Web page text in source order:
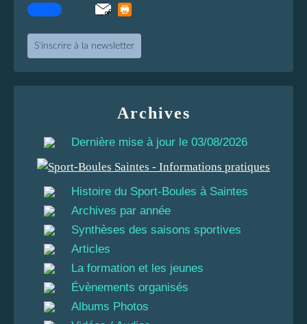
S'inscrire à la newsletter
Archives
Dernière mise à jour le 03/08/2026
Histoire du Sport-Boules à Saintes
Archives par année
Synthèses des saisons sportives
Articles
La formation et les jeunes
Évènements organisés
Albums Photos